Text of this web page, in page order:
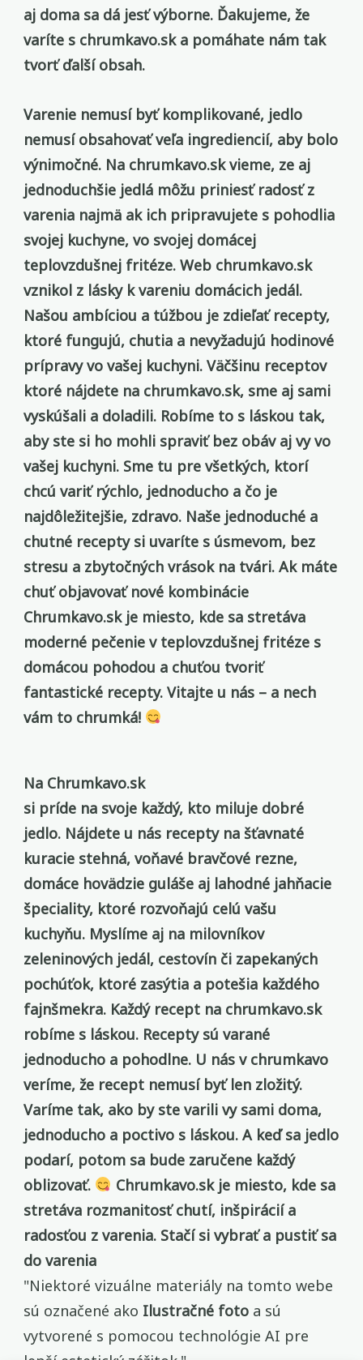
aj doma sa dá jesť výborne. Ďakujeme, že
varíte s chrumkavo.sk a pomáhate nám tak
tvorť ďalší obsah.
Varenie nemusí byť komplikované, jedlo
nemusí obsahovať veľa ingrediencií, aby bolo
výnimočné. Na chrumkavo.sk vieme, ze aj
jednoduchšie jedlá môžu priniesť radosť z
varenia najmä ak ich pripravujete s pohodlia
svojej kuchyne, vo svojej domácej
teplovzdušnej fritéze. Web chrumkavo.sk
vznikol z lásky k vareniu domácich jedál.
Našou ambíciou a túžbou je zdieľať recepty,
ktoré fungujú, chutia a nevyžadujú hodinové
prípravy vo vašej kuchyni. Väčšinu receptov
ktoré nájdete na chrumkavo.sk, sme aj sami
vyskúšali a doladili. Robíme to s láskou tak,
aby ste si ho mohli spraviť bez obáv aj vy vo
vašej kuchyni. Sme tu pre všetkých, ktorí
chcú variť rýchlo, jednoducho a čo je
najdôležitejšie, zdravo. Naše jednoduché a
chutné recepty si uvaríte s úsmevom, bez
stresu a zbytočných vrások na tvári. Ak máte
chuť objavovať nové kombinácie
Chrumkavo.sk je miesto, kde sa stretáva
moderné pečenie v teplovzdušnej fritéze s
domácou pohodou a chuťou tvoriť
fantastické recepty. Vitajte u nás – a nech
vám to chrumká!
Na Chrumkavo.sk
si príde na svoje každý, kto miluje dobré
jedlo. Nájdete u nás recepty na šťavnaté
kuracie stehná, voňavé bravčové rezne,
domáce hovädzie guláše aj lahodné jahňacie
špeciality, ktoré rozvoňajú celú vašu
kuchyňu. Myslíme aj na milovníkov
zeleninových jedál, cestovín či zapekaných
pochúťok, ktoré zasýtia a potešia každého
fajnšmekra. Každý recept na chrumkavo.sk
robíme s láskou. Recepty sú varané
jednoducho a pohodlne. U nás v chrumkavo
veríme, že recept nemusí byť len zložitý.
Varíme tak, ako by ste varili vy sami doma,
jednoducho a poctivo s láskou. A keď sa jedlo
podarí, potom sa bude zaručene každý
oblizovať.
Chrumkavo.sk je miesto, kde sa
stretáva rozmanitosť chutí, inšpirácií a
radosťou z varenia. Stačí si vybrať a pustiť sa
do varenia
"Niektoré vizuálne materiály na tomto webe
sú označené ako Ilustračné foto a sú
vytvorené s pomocou technológie AI pre